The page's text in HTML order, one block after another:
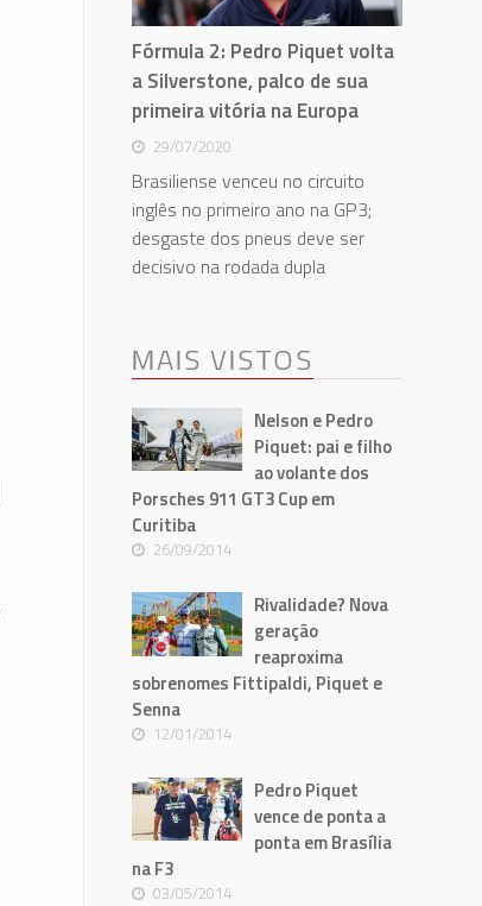
Fórmula 2: Pedro Piquet volta
a Silverstone, palco de sua
primeira vitória na Europa
29/07/2020
Brasiliense venceu no circuito
inglês no primeiro ano na GP3;
desgaste dos pneus deve ser
decisivo na rodada dupla
MAIS VISTOS
Nelson e Pedro
Piquet: pai e filho
ao volante dos
Porsches 911 GT3 Cup em
Curitiba
26/09/2014
Rivalidade? Nova
geração
reaproxima
sobrenomes Fittipaldi, Piquet e
Senna
12/01/2014
Pedro Piquet
vence de ponta a
ponta em Brasília
na F3
03/05/2014